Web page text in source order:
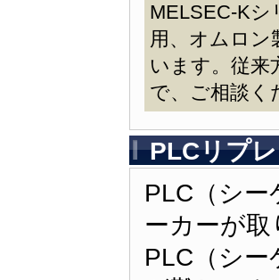
MELSEC-Kシ
用、オムロン
います。従来
で、ご相談く
PLCリプ
PLC（シ
ーカーが
PLC（シ